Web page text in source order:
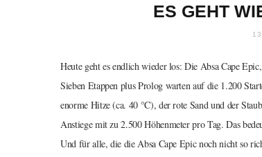
ES GEHT
Heute geht es endlich wieder los: Die Absa Cape
Sieben Etappen plus Prolog warten auf die 1.200
enorme Hitze (ca. 40 °C), der rote Sand und der
Anstiege mit zu 2.500 Höhenmeter pro Tag. Das
Und für alle, die die Absa Cape Epic noch nicht so